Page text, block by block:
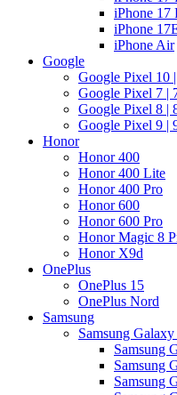
iPhone 17
iPhone
iPhone Air
Google
Google Pixel 10
Google Pixel 7 |
Google Pixel 8 |
Google Pixel 9 |
Honor
Honor 400
Honor 400 Lite
Honor 400 Pro
Honor 600
Honor 600 Pro
Honor Magic 8
Honor X9d
OnePlus
OnePlus 15
OnePlus Nord
Samsung
Samsung Galaxy
Samsung
Samsung
Samsung